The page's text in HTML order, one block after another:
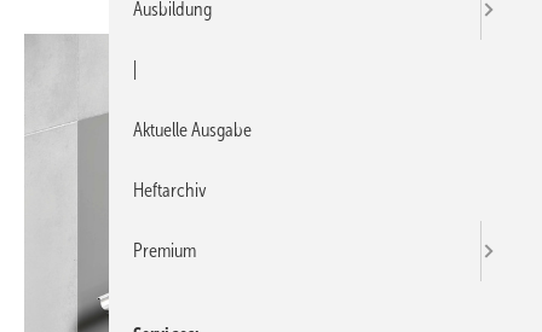
Ausbildung
Aktuelle Ausgabe
Heftarchiv
Premium